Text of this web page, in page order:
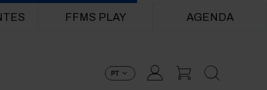
FFMS PLAY AGENDA
PT